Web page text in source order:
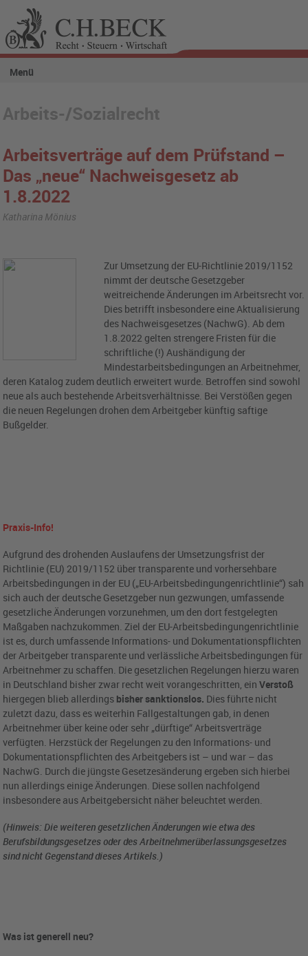
Menü
Arbeits-/Sozialrecht
Arbeitsverträge auf dem Prüfstand –
Das „neue“ Nachweisgesetz ab
1.8.2022
Katharina Mönius
Zur Umsetzung der EU-Richtlinie 2019/1152
nimmt der deutsche Gesetzgeber
weitreichende Änderungen im Arbeitsrecht vor.
Dies betrifft insbesondere eine Aktualisierung
des Nachweisgesetzes (NachwG). Ab dem
1.8.2022 gelten strengere Fristen für die
schriftliche (!) Aushändigung der
Mindestarbeitsbedingungen an Arbeitnehmer,
deren Katalog zudem deutlich erweitert wurde. Betroffen sind sowohl
neue als auch bestehende Arbeitsverhältnisse. Bei Verstößen gegen
die neuen Regelungen drohen dem Arbeitgeber künftig saftige
Bußgelder.
Praxis-Info!
Aufgrund des drohenden Auslaufens der Umsetzungsfrist der
Richtlinie (EU) 2019/1152 über transparente und vorhersehbare
Arbeitsbedingungen in der EU („EU-Arbeitsbedingungenrichtlinie“) sah
sich auch der deutsche Gesetzgeber nun gezwungen, umfassende
gesetzliche Änderungen vorzunehmen, um den dort festgelegten
Maßgaben nachzukommen. Ziel der EU-Arbeitsbedingungenrichtlinie
ist es, durch umfassende Informations- und Dokumentationspflichten
der Arbeitgeber transparente und verlässliche Arbeitsbedingungen für
Arbeitnehmer zu schaffen. Die gesetzlichen Regelungen hierzu waren
in Deutschland bisher zwar recht weit vorangeschritten, einVerstoß
hiergegen blieb allerdings bisher sanktionslos. Dies führte nicht
zuletzt dazu, dass es weiterhin Fallgestaltungen gab, in denen
Arbeitnehmer über keine oder sehr „dürftige“ Arbeitsverträge
verfügten. Herzstück der Regelungen zu den Informations- und
Dokumentationspflichten des Arbeitgebers ist – und war – das
NachwG. Durch die jüngste Gesetzesänderung ergeben sich hierbei
nun allerdings einige Änderungen. Diese sollen nachfolgend
insbesondere aus Arbeitgebersicht näher beleuchtet werden.
(Hinweis: Die weiteren gesetzlichen Änderungen wie etwa des
Berufsbildungsgesetzes oder des Arbeitnehmerüberlassungsgesetzes
sind nicht Gegenstand dieses Artikels.)
Was ist generell neu?